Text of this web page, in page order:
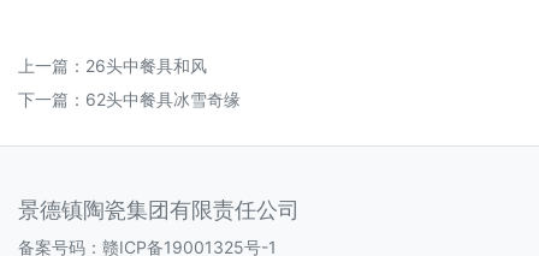
上一篇： 26头中餐具和风
下一篇： 62头中餐具冰雪奇缘
景德镇陶瓷集团有限责任公司
备案号码： 赣ICP备19001325号-1